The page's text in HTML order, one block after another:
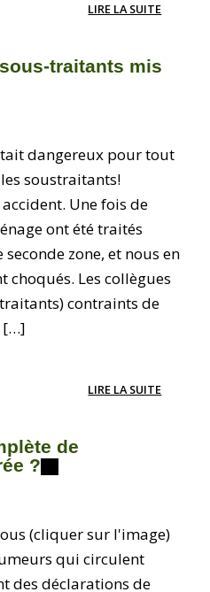
LIRE LA SUITE
traitants mis
dangereux pour tout
soustraitants!
Une fois de
ont été traités
zone, et nous en
Les collègues
contraints de
[…]
LIRE LA SUITE
de
?
(cliquer sur l'image)
qui circulent
des déclarations de